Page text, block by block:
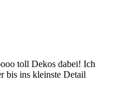
toll Dekos dabei! Ich
bis ins kleinste Detail